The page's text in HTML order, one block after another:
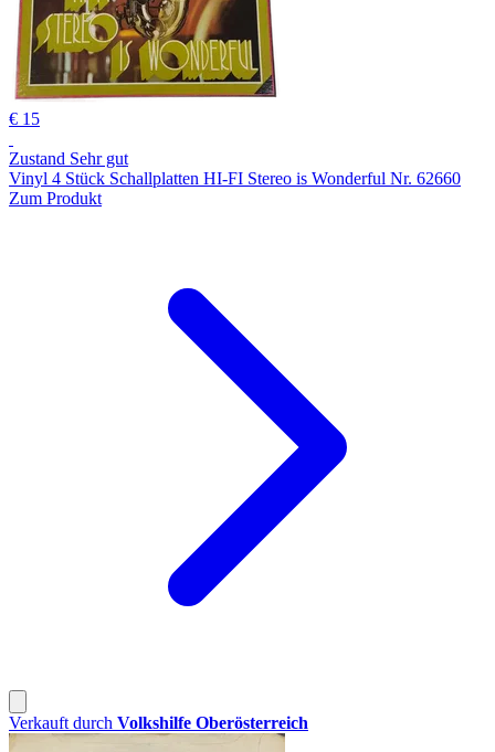
€ 15
Zustand Sehr gut
Vinyl 4 Stück Schallplatten HI-FI Stereo is Wonderful Nr. 62660
Zum Produkt
Verkauft durch Volkshilfe Oberösterreich